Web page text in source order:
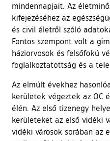
mindennapjait. Az
kifejezéséhez az
és civil életről szóló
Fontos szempont volt a
háziorvosok és felsőfokú
foglalkoztatottság és a
Az elmúlt évekhez
kerületek végeztek az OC
élén. Az első tizenegy
kerületeket az első vidéki
vidéki városok sorában az